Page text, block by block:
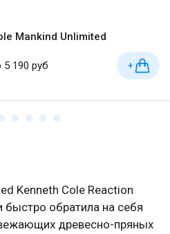
Mankind Unlimited
190 руб +
Kenneth Cole Reaction
быстро обратила на себя
древесно-пряных